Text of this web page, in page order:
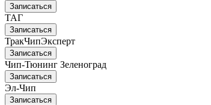
Записаться
ТАГ
Записаться
ТракЧипЭксперт
Записаться
Чип-Тюнинг Зеленоград
Записаться
Эл-Чип
Записаться